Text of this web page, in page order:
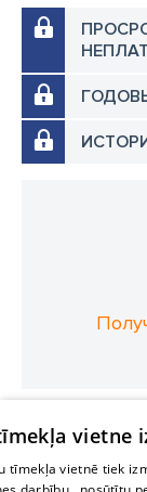
vietne
tīmekļa vietnē tiek